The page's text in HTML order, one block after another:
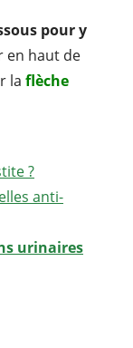
pour y
en haut de
la flèche
?
anti-
urinaires